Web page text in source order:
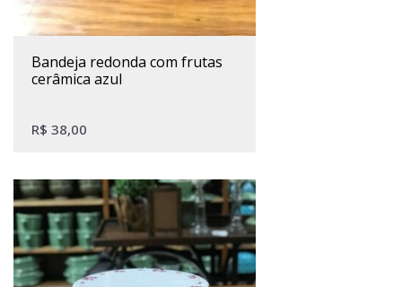
bandeja redonda com frutas
cerâmica azul
R$ 38,00